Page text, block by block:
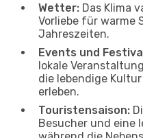
Wetter: Das Klima
Vorliebe für warme
Jahreszeiten.
Events und
lokale
die lebendige
erleben.
Touristensaison:
Besucher und eine